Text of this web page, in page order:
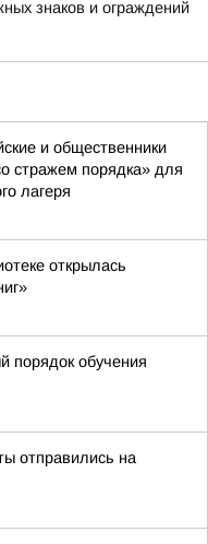
знаков и ограждений
и общественники
стражем порядка» для
лагеря
открылась
порядок обучения
отправились на